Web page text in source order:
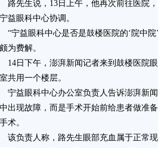
先生说，13日上午，他再次前往医院，
益眼科中心协调。
益眼科中心是否是鼓楼医院的‘院中院
为费解。
日下午，澎湃新闻记者来到鼓楼医院眼
共用一个楼层。
益眼科中心办公室负责人告诉澎湃新闻
出现故障，而是手术开始前给患者做准
术。
负责人称，路先生眼部充血属于正常现